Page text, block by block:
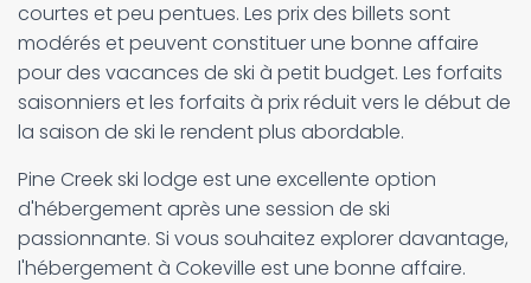
courtes et peu pentues. Les prix des billets sont
modérés et peuvent constituer une bonne affaire
pour des vacances de ski à petit budget. Les forfaits
saisonniers et les forfaits à prix réduit vers le début de
la saison de ski le rendent plus abordable.
Pine Creek ski lodge est une excellente option
d'hébergement après une session de ski
passionnante. Si vous souhaitez explorer davantage,
l'hébergement à Cokeville est une bonne affaire.